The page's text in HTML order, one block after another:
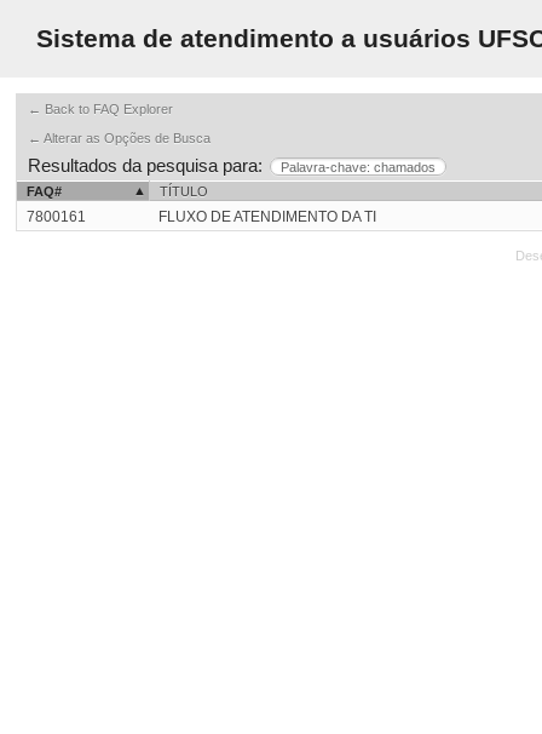
Sistema de atendimento a usuários
← Back to FAQ Explorer
← Alterar as Opções de Busca
Resultados da pesquisa para:
Palavra-chave: chamados
FAQ#
TÍTULO
7800161 FLUXO DE ATENDIMENTO DA TI